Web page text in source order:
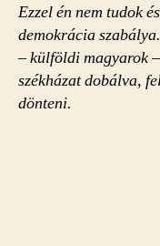
Ezzel én nem tudok
demokrácia
– külföldi magyarok
székházat dobálva,
dönteni.